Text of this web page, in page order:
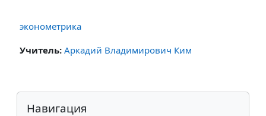
эконометрика
Учитель: Аркадий Владимирович Ким
Блоки
Пропустить Навигация
Навигация